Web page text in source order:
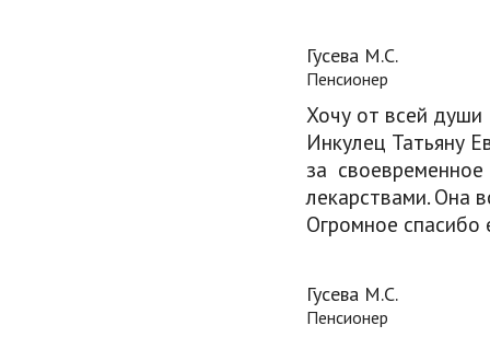
Гусева М.С.
Пенсионер
Хочу от всей
Инкулец Татьяну
за
лекарствами. Она
Огромное спасибо
Гусева М.С.
Пенсионер